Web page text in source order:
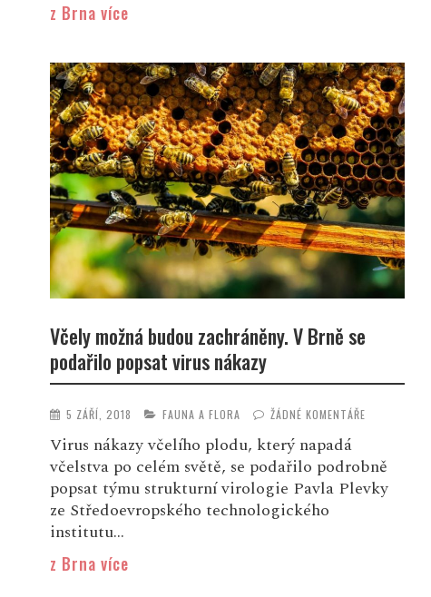
z Brna více
Včely možná budou zachráněny. V Brně se
podařilo popsat virus nákazy
5 ZÁŘÍ, 2018 FAUNA A FLORA ŽÁDNÉ KOMENTÁŘE
Virus nákazy včelího plodu, který napadá
včelstva po celém světě, se podařilo podrobně
popsat týmu strukturní virologie Pavla Plevky
ze Středoevropského technologického
institutu...
z Brna více